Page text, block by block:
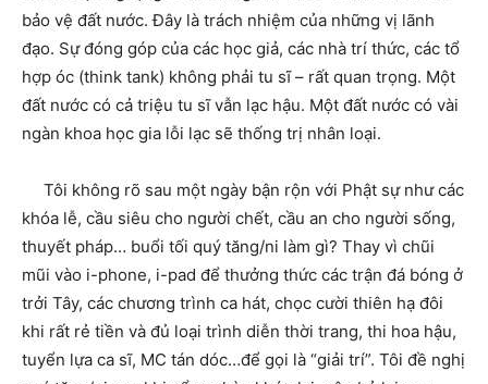
bảo vệ đất nước. Đây là trách nhiệm của những vị lãnh
đạo. Sự đóng góp của các học giả, các nhà trí thức, các tổ
hợp óc (think tank) không phải tu sĩ – rất quan trọng. Một
đất nước có cả triệu tu sĩ vẫn lạc hậu. Một đất nước có vài
ngàn khoa học gia lỗi lạc sẽ thống trị nhân loại.
Tôi không rõ sau một ngày bận rộn với Phật sự như các
khóa lễ, cầu siêu cho người chết, cầu an cho người sống,
thuyết pháp… buổi tối quý tăng/ni làm gì? Thay vì chũi
mũi vào i-phone, i-pad để thưởng thức các trận đá bóng ở
trởi Tây, các chương trình ca hát, chọc cười thiên hạ đôi
khi rất rẻ tiền và đủ loại trình diễn thời trang, thi hoa hậu,
tuyển lựa ca sĩ, MC tán dóc…để gọi là “giải trí”. Tôi đề nghị